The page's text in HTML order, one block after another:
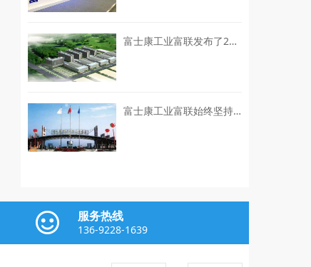
富士康工业富联发布了2026年上半年的业绩预增公告
富士康工业富联始终坚持“EPS+ESG”双轮驱动的可持续发展战略
服务热线
136-9228-1639